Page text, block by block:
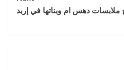
ملابسات دهس ام وبناتها في إربد